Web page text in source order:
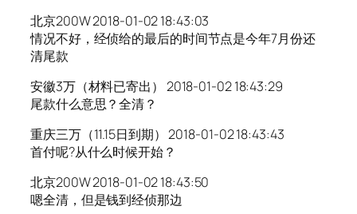
北京200W 2018-01-02 18:43:03
情况不好，经侦给的最后的时间节点是今年7月份还
清尾款
安徽3万（材料已寄出） 2018-01-02 18:43:29
尾款什么意思？全清？
重庆三万（11.15日到期） 2018-01-02 18:43:43
首付呢?从什么时候开始？
北京200W 2018-01-02 18:43:50
嗯全清，但是钱到经侦那边